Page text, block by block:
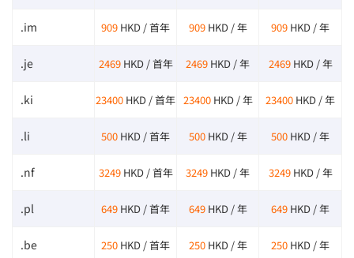
.im 909 HKD / 首年 909 HKD / 年 909 HKD / 年
.je 2469 HKD / 首年 2469 HKD / 年 2469 HKD / 年
.ki 23400 HKD / 首年 23400 HKD / 年 23400 HKD / 年
.li 500 HKD / 首年 500 HKD / 年 500 HKD / 年
.nf 3249 HKD / 首年 3249 HKD / 年 3249 HKD / 年
.pl 649 HKD / 首年 649 HKD / 年 649 HKD / 年
.be 250 HKD / 首年 250 HKD / 年 250 HKD / 年